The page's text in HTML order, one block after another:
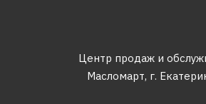
Центр продаж и
Масломарт, г.